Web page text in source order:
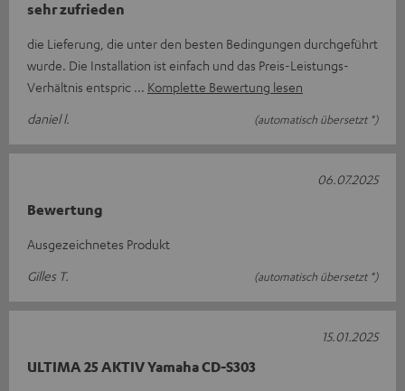
sehr zufrieden
die Lieferung, die unter den besten Bedingungen durchgeführt
wurde. Die Installation ist einfach und das Preis-Leistungs-
Verhältnis entspric
Komplette Bewertung lesen
daniel l.
(automatisch übersetzt *)
Bewertung
Ausgezeichnetes Produkt
Gilles T.
(automatisch übersetzt *)
06.07.2025
ULTIMA 25 AKTIV Yamaha CD-S303
15.01.2025